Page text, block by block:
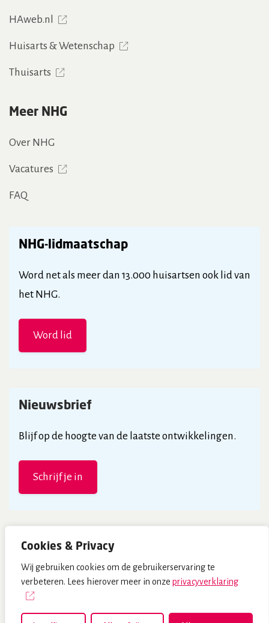
Cookies & Privacy
Wij gebruiken cookies om de gebruikerservaring te
verbeteren. Lees hierover meer in onze privacyverklaring
HAweb.nl
Huisarts & Wetenschap
Thuisarts
Meer NHG
Over NHG
Vacatures
FAQ
NHG-lidmaatschap
Word net als meer dan 13.000 huisartsen ook lid van
het NHG.
Word lid
Nieuwsbrief
Blijf op de hoogte van de laatste ontwikkelingen.
Schrijf je in
© NHG - 2026
Privacyverklaring
Algemene voorwaarden NHG-webwinkel